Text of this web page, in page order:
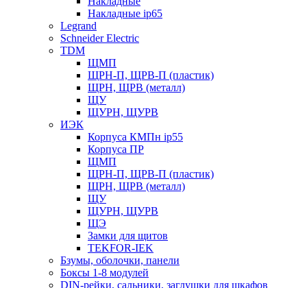
Накладные ip65
Legrand
Schneider Electric
TDM
ЩМП
ЩРН-П, ЩРВ-П (пластик)
ЩРН, ЩРВ (металл)
ЩУ
ЩУРН, ЩУРВ
ИЭК
Корпуса КМПн ip55
Корпуса ПР
ЩМП
ЩРН-П, ЩРВ-П (пластик)
ЩРН, ЩРВ (металл)
ЩУ
ЩУРН, ЩУРВ
ЩЭ
Замки для щитов
TEKFOR-IEK
Бзумы, оболочки, панели
Боксы 1-8 модулей
DIN-рейки, сальники, заглушки для шкафов